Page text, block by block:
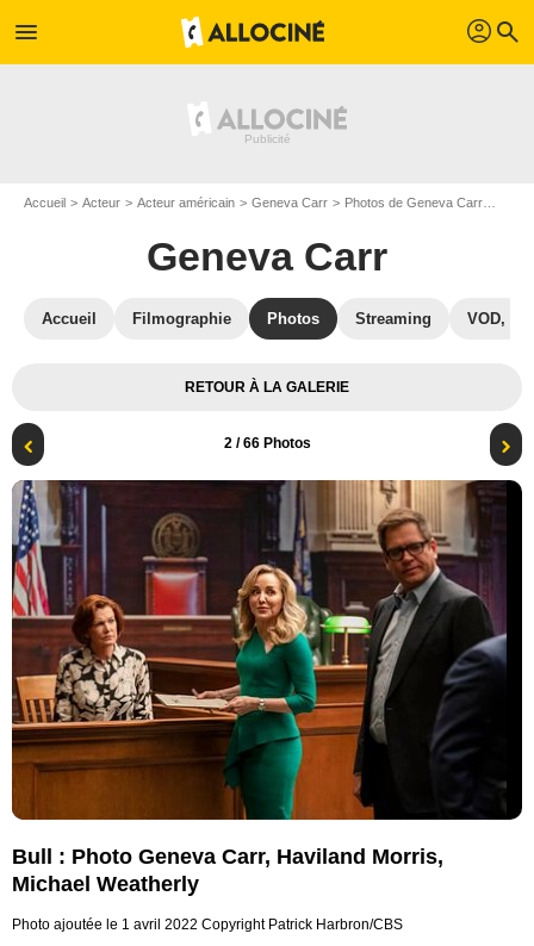
menu profil search
Accueil Acteur Acteur américain Geneva Carr Photos de Geneva Carr
Geneva Carr
Accueil Filmographie Photos Streaming VOD,
RETOUR À LA GALERIE
2/ 66 Photos
Bull : Photo Geneva Carr, Haviland Morris,
Michael Weatherly
Photo ajoutée le 1 avril 2022 Copyright Patrick Harbron/CBS